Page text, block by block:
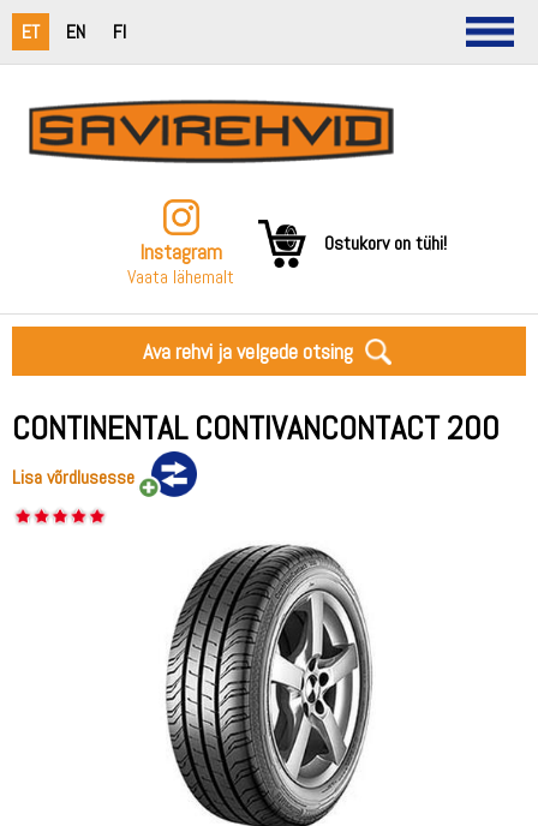
ET EN FI
Instagram
Vaata lähemalt
Ostukorv on tühi!
Ava rehvi ja velgede otsing
CONTINENTAL CONTIVANCONTACT 200
Lisa võrdlusesse